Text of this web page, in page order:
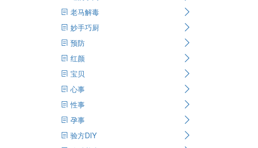
老马解毒
妙手巧厨
预防
红颜
宝贝
心事
性事
孕事
验方DIY